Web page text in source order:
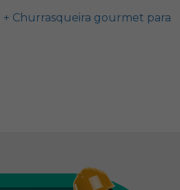
Churrasqueira gourmet para